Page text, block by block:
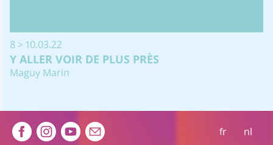
8 > 10.03.22
Y ALLER VOIR DE PLUS PRÈS
Maguy Marin
Extra navigation fr nl